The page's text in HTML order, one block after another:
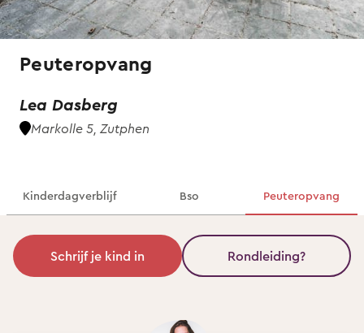
Peuteropvang
Lea Dasberg
Markolle 5, Zutphen
Kinderdagverblijf Bso Peuteropvang
Schrijf je kind in Rondleiding?